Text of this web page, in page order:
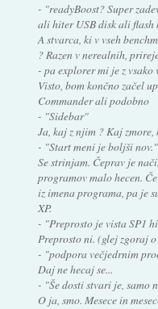
- "readyBoost? Super
ali hiter USB disk ali flash
A stvarca, ki v vseh
? Razen v nerealnih,
- pa explorer mi je z
Visto, bom končno začel
Commander ali podobno
- "Sidebar"
Ja, kaj z njim ? Kaj
- "Start meni je boljši nov."
Se strinjam. Čeprav je
programov malo hecen.
iz imena programa, pa je
XP.
- "Preprosto je vista SP1
Preprosto ni. (glej zgoraj
- "podpora večjedrnim
Daj ne hecaj se...
- "Še dosti stvari je, samo
O ja, smo. Mesece in